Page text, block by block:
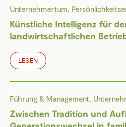
Unternehmertum,
Künstliche Intelligenz für
landwirtschaftlichen
LESEN
Führung & Management,
Zwischen Tradition und